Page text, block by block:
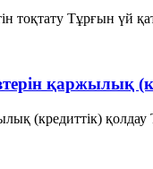
тоқтату Тұрғын
қаржылық
(кредиттік)